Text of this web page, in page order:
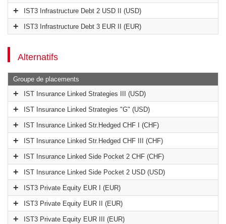
IST3 Infrastructure Debt 2 USD II (USD)
IST3 Infrastructure Debt 3 EUR II (EUR)
Alternatifs
Groupe de placements
IST Insurance Linked Strategies III (USD)
IST Insurance Linked Strategies "G" (USD)
IST Insurance Linked Str.Hedged CHF I (CHF)
IST Insurance Linked Str.Hedged CHF III (CHF)
IST Insurance Linked Side Pocket 2 CHF (CHF)
IST Insurance Linked Side Pocket 2 USD (USD)
IST3 Private Equity EUR I (EUR)
IST3 Private Equity EUR II (EUR)
IST3 Private Equity EUR III (EUR)